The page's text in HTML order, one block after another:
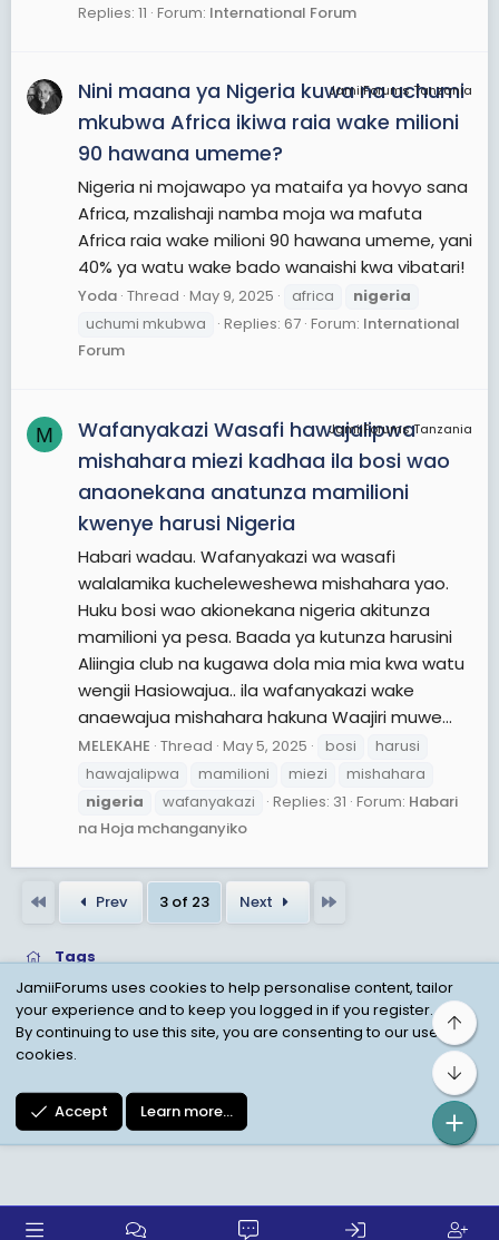
Replies: 11 Forum: International Forum
JamiiForums Tanzania
Nini maana ya Nigeria kuwa na uchumi
mkubwa Africa ikiwa raia wake milioni
90 hawana umeme?
Nigeria ni mojawapo ya mataifa ya hovyo sana
Africa, mzalishaji namba moja wa mafuta
Africa raia wake milioni 90 hawana umeme, yani
40% ya watu wake bado wanaishi kwa vibatari!
Yoda Thread May 9, 2025 africa
nigeria
uchumi mkubwa
Replies: 67 Forum: International
Forum
M JamiiForums Tanzania
Wafanyakazi Wasafi hawajalipwa
mishahara miezi kadhaa ila bosi wao
anaonekana anatunza mamilioni
kwenye harusi Nigeria
Habari wadau. Wafanyakazi wa wasafi
walalamika kucheleweshewa mishahara yao.
Huku bosi wao akionekana nigeria akitunza
mamilioni ya pesa. Baada ya kutunza harusini
Aliingia club na kugawa dola mia mia kwa watu
wengii Hasiowajua.. ila wafanyakazi wake
anaewajua mishahara hakuna Waajiri muwe...
MELEKAHE Thread May 5, 2025 bosi
harusi
hawajalipwa
mamilioni miezi
mishahara
nigeria
wafanyakazi Replies: 31 Forum: Habari
na Hoja mchanganyiko
Prev 3 of 23 Next
Tags
Child Protection Policy
Personal Data Protection
JamiiForums uses cookies to help personalise content, tailor
your experience and to keep you logged in if you register.
By continuing to use this site, you are consenting to our use of
cookies.
Accept Learn more…
Top